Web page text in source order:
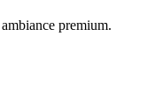
premium.